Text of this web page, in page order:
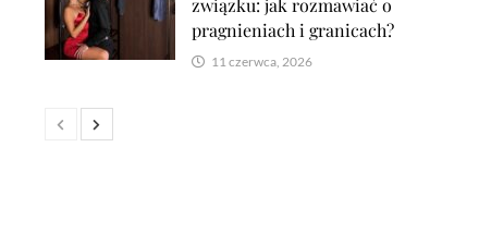
związku: jak rozmawiać o
pragnieniach i granicach?
11 czerwca, 2026